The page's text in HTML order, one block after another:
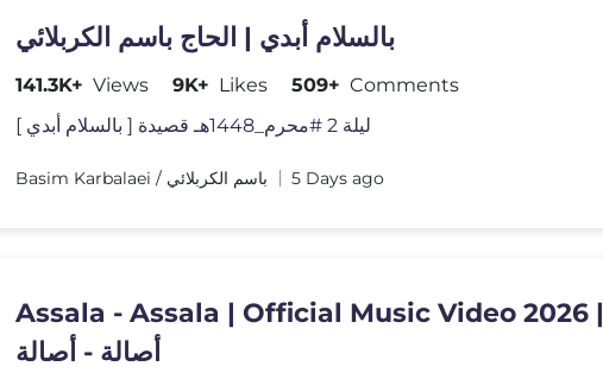
بالسلام أبدي | الحاج باسم الكربلائي
141.3K+ Views 9K+ Likes 509+ Comments
ليلة 2 #محرم_1448هـ قصيدة [ بالسلام أبدي ]
Basim Karbalaei / باسم الكربلائي 5 Days ago
Assala - Assala | Official Music Video 2026 |
أصالة - أصالة